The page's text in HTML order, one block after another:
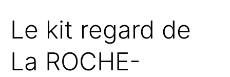
Le kit regard de
La ROCHE-